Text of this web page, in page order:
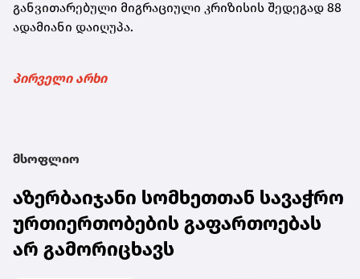
განვითარებული მიგრაციული კრიზისის შედეგად 88
ადამიანი დაიღუპა.
პირველი არხი
მსოფლიო
აზერბაიჯანი სომხეთთან სავაჭრო
ურთიერთობების გაფართოებას
არ გამორიცხავს